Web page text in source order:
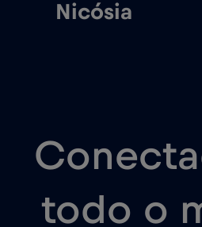
Nicósia
todo o